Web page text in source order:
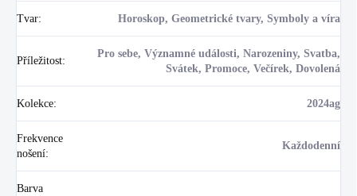
Tvar: Horoskop, Geometrické tvary, Symboly a víra
Příležitost:
Pro sebe, Významné události, Narozeniny, Svatba,
Svátek, Promoce, Večírek, Dovolená
Kolekce: 2024ag
Frekvence
nošení:
Každodenní
Barva